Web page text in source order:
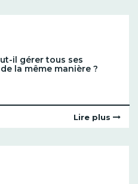
il gérer tous ses
la même manière ?
Lire plus